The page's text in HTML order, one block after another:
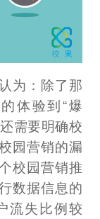
为：除了那
体验到“爆
需要明确校
园营销的漏
校园营销推
数据信息的
流失比例较